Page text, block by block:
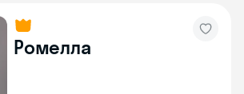
Ромелла